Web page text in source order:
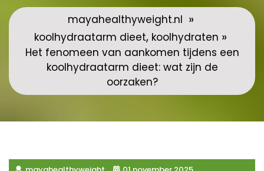
mayahealthyweight.nl »
koolhydraatarm dieet, koolhydraten »
Het fenomeen van aankomen tijdens een
koolhydraatarm dieet: wat zijn de
oorzaken?